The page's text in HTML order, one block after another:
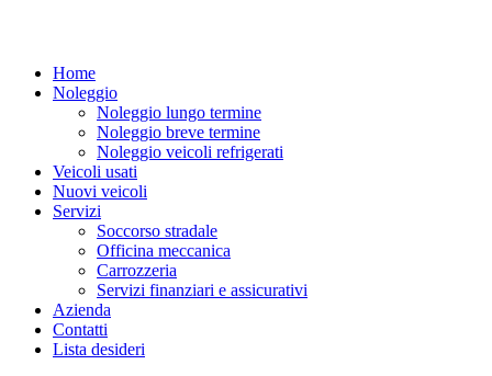
Home
Noleggio
Noleggio lungo termine
Noleggio breve termine
Noleggio veicoli refrigerati
Veicoli usati
Nuovi veicoli
Servizi
Soccorso stradale
Officina meccanica
Carrozzeria
Servizi finanziari e assicurativi
Azienda
Contatti
Lista desideri